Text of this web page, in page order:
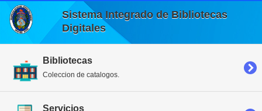
Sistema Integrado de Bibliotecas
Digitales
Bibliotecas
Coleccion de catalogos.
Servicios